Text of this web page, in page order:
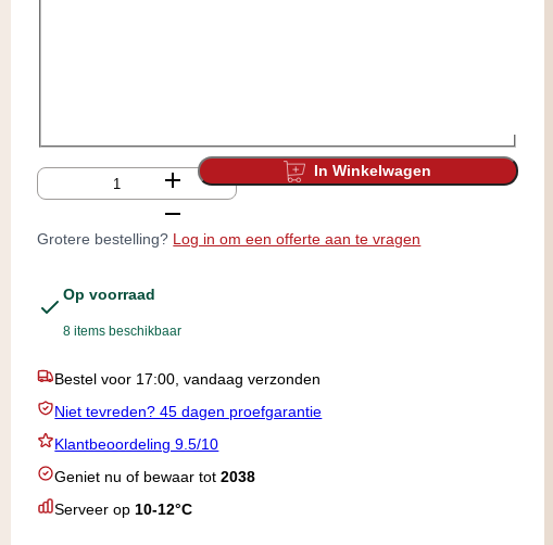
Aantal In Winkelwagen
Grotere bestelling? Log in om een offerte aan te vragen
Op voorraad
8 items beschikbaar
Vandaag afhalen in onze winkel vanaf 09:00
Niet tevreden? 45 dagen proefgarantie
Klantbeoordeling 9.5/10
Geniet nu of bewaar tot2038
Serveer op 10-12°C